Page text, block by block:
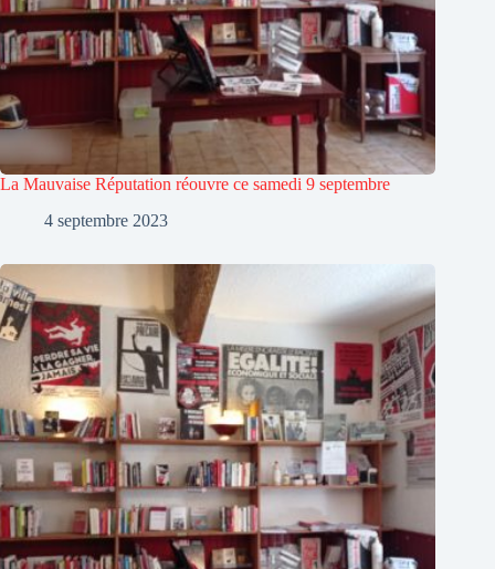
La Mauvaise Réputation réouvre ce samedi 9 septembre
4 septembre 2023